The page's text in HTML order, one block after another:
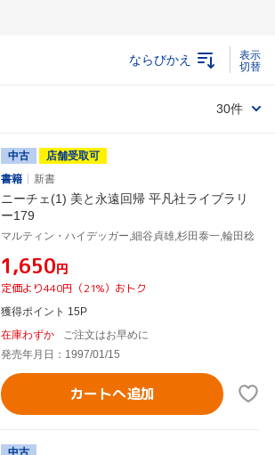
ならびかえ
30件
中古
店舗受取可
書籍
新書
ニーチェ(1) 美と永遠回帰 平凡社ライブラリ
ー179
マルティン・ハイデッガー,細谷貞雄,杉田泰一,輪田稔
¥1,650円
定価より440円（21%）おトク
獲得ポイント 15P
在庫わずか
ご注文はお早めに
発売年月日：1997/01/15
カートへ追加
中古